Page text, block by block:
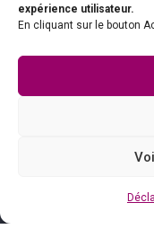
expérience utilisateur.
En cliquant sur le bouton